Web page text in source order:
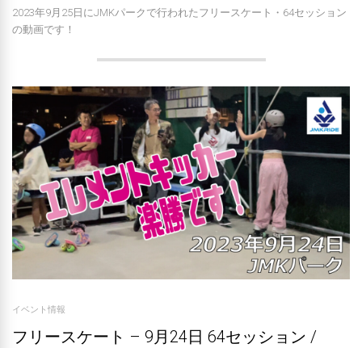
2023年9月25日にJMKパークで行われたフリースケート・64セッション
の動画です！
イベント情報
フリースケート – 9月24日 64セッション /